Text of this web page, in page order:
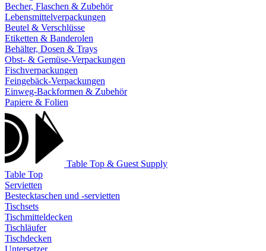
Becher, Flaschen & Zubehör
Lebensmittelverpackungen
Beutel & Verschlüsse
Etiketten & Banderolen
Behälter, Dosen & Trays
Obst- & Gemüse-Verpackungen
Fischverpackungen
Feingebäck-Verpackungen
Einweg-Backformen & Zubehör
Papiere & Folien
Table Top & Guest Supply
Table Top
Servietten
Bestecktaschen und -servietten
Tischsets
Tischmitteldecken
Tischläufer
Tischdecken